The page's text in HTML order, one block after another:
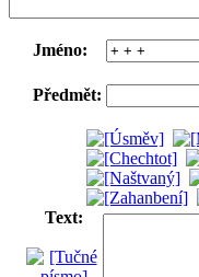
Jméno:
Předmět:
Text: